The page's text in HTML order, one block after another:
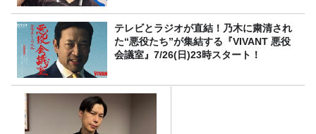
テレビとラジオが直結！乃木に粛清され
た“悪役たち”が集結する『VIVANT 悪役
会議室』7/26(日)23時スタート！